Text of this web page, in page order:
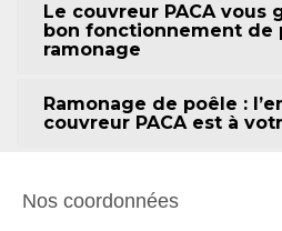
Le couvreur PACA vous
bon fonctionnement de
ramonage
Ramonage de poêle :
couvreur PACA est à
Nos coordonnées